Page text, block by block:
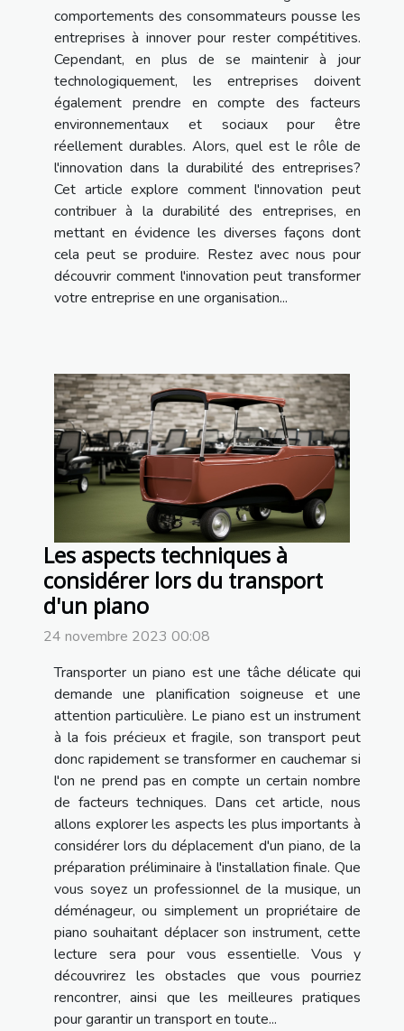
comportements des consommateurs pousse les
entreprises à innover pour rester compétitives.
Cependant, en plus de se maintenir à jour
technologiquement, les entreprises doivent
également prendre en compte des facteurs
environnementaux et sociaux pour être
réellement durables. Alors, quel est le rôle de
l'innovation dans la durabilité des entreprises?
Cet article explore comment l'innovation peut
contribuer à la durabilité des entreprises, en
mettant en évidence les diverses façons dont
cela peut se produire. Restez avec nous pour
découvrir comment l'innovation peut transformer
votre entreprise en une organisation...
Les aspects techniques à
considérer lors du transport
d'un piano
24 novembre 2023 00:08
Transporter un piano est une tâche délicate qui
demande une planification soigneuse et une
attention particulière. Le piano est un instrument
à la fois précieux et fragile, son transport peut
donc rapidement se transformer en cauchemar si
l'on ne prend pas en compte un certain nombre
de facteurs techniques. Dans cet article, nous
allons explorer les aspects les plus importants à
considérer lors du déplacement d'un piano, de la
préparation préliminaire à l'installation finale. Que
vous soyez un professionnel de la musique, un
déménageur, ou simplement un propriétaire de
piano souhaitant déplacer son instrument, cette
lecture sera pour vous essentielle. Vous y
découvrirez les obstacles que vous pourriez
rencontrer, ainsi que les meilleures pratiques
pour garantir un transport en toute...